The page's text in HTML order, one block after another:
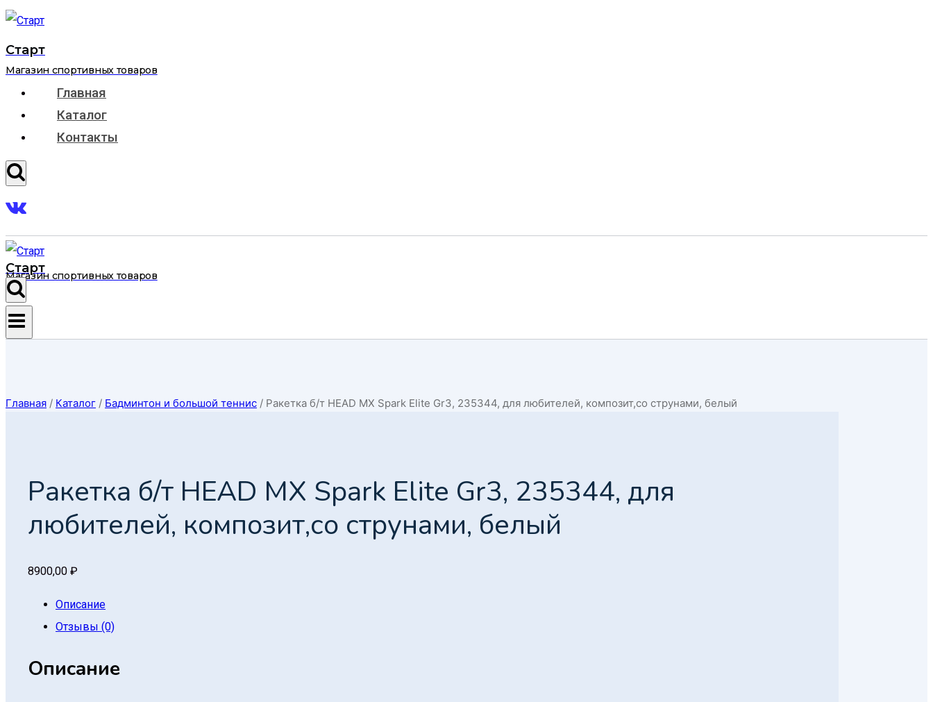
Перейти
содержимому
Старт
Магазин спортивных товаров
Главная
Каталог
Контакты
Старт
Магазин спортивных товаров
Главная / Каталог / Бадминтон и большой теннис / Ракетка б/т HEAD MX Spark Elite Gr3, 235344, для любителей, композит,со струнами, белый
Ракетка б/т HEAD MX Spark Elite Gr3, 235344, для
любителей, композит,со струнами, белый
8900,00 ₽
Описание
Отзывы (0)
Описание